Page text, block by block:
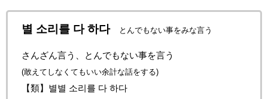
별 소리를 다 하다 とんでもない事をみな言う
さんざん言う、とんでもない事を言う
(敢えてしなくてもいい余計な話をする)
【類】별별 소리를 다 하다